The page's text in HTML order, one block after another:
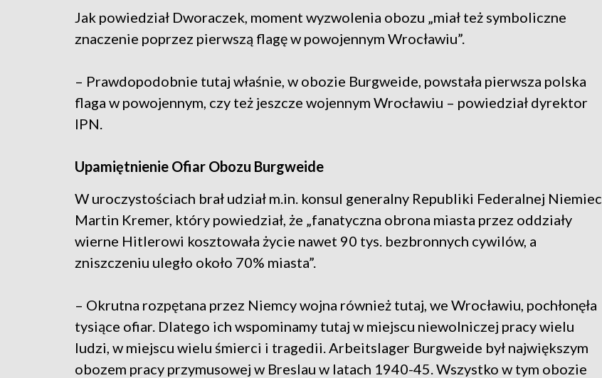
Jak powiedział Dworaczek, moment wyzwolenia obozu „miał też symboliczne
znaczenie poprzez pierwszą flagę w powojennym Wrocławiu”.
– Prawdopodobnie tutaj właśnie, w obozie Burgweide, powstała pierwsza polska
flaga w powojennym, czy też jeszcze wojennym Wrocławiu – powiedział dyrektor
IPN.
Upamiętnienie Ofiar Obozu Burgweide
W uroczystościach brał udział m.in. konsul generalny Republiki Federalnej Niemiec
Martin Kremer, który powiedział, że „fanatyczna obrona miasta przez oddziały
wierne Hitlerowi kosztowała życie nawet 90 tys. bezbronnych cywilów, a
zniszczeniu uległo około 70% miasta”.
– Okrutna rozpętana przez Niemcy wojna również tutaj, we Wrocławiu, pochłonęła
tysiące ofiar. Dlatego ich wspominamy tutaj w miejscu niewolniczej pracy wielu
ludzi, w miejscu wielu śmierci i tragedii. Arbeitslager Burgweide był największym
obozem pracy przymusowej w Breslau w latach 1940-45. Wszystko w tym obozie